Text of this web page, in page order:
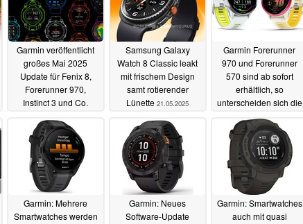
Garmin veröffentlicht
großes Mai 2025
Update für Fenix 8,
Forerunner 970,
Instinct 3 und Co.
Samsung Galaxy
Watch 8 Classic leakt
mit frischem Design
samt rotierender
Lünette 21.05.2025
Garmin Forerunner
970 und Forerunner
570 sind ab sofort
erhältlich, so
unterscheiden sich die
Garmin: Mehrere
Smartwatches werden
Garmin: Neues
Software-Update
Garmin: Smartwatches
auch mit quasi